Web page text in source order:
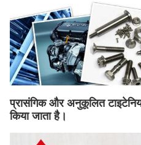
प्रासंगिक और अनुकूलित
किया जाता है।